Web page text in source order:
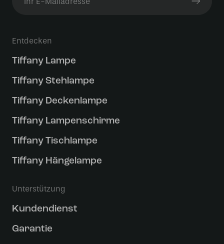
Entdecken
Tiffany Lampe
Tiffany Stehlampe
Tiffany Deckenlampe
Tiffany Lampenschirme
Tiffany Tischlampe
Tiffany Hängelampe
Unterstützung
Kundendienst
Garantie